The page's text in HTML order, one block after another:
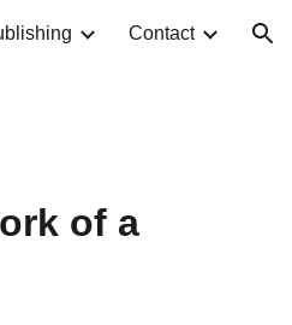
Contact
of a